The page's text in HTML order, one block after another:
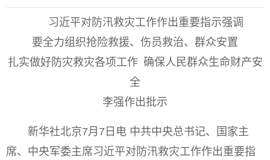
习近平对防汛救灾工作作出重要指示强调
要全力组织抢险救援、伤员救治、群众安置
扎实做好防灾救灾各项工作 确保人民群众生命财产安
全
李强作出批示
新华社北京7月7日电 中共中央总书记、国家主
席、中央军委主席习近平对防汛救灾工作作出重要指